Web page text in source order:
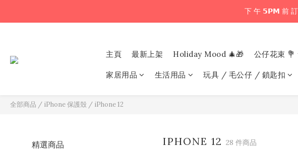
下 午 𝟱𝗣𝗠 前 訂
下 午 𝟱𝗣𝗠 前 訂
＼ 花束提供即日
下 午 𝟱𝗣𝗠 前 訂
主頁 最新上架 Holiday Mood 🎄🎁 公仔花束 💐
家居用品 生活用品 玩具 / 毛公仔 / 鎖匙扣
全部商品 / iPhone 保護殼 / iPhone 12
精選商品
IPHONE 1228 件商品